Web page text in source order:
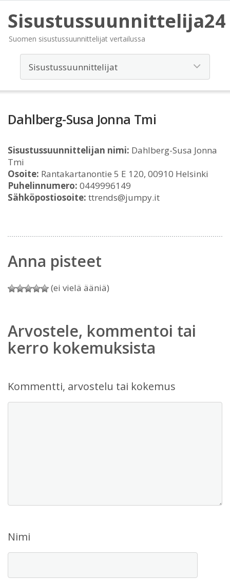
Sisustussuunnittelija24
Suomen sisustussuunnittelijat vertailussa
Dahlberg-Susa Jonna Tmi
Sisustussuunnittelijan nimi: Dahlberg-Susa Jonna
Tmi
Osoite: Rantakartanontie 5 E 120, 00910 Helsinki
Puhelinnumero: 0449996149
Sähköpostiosoite: ttrends@jumpy.it
Anna pisteet
(ei vielä ääniä)
Arvostele, kommentoi tai
kerro kokemuksista
Kommentti, arvostelu tai kokemus
Nimi